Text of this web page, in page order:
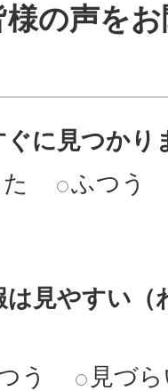
の声を
ぐに見つかり
ふつう
は見やすい
う 見づ